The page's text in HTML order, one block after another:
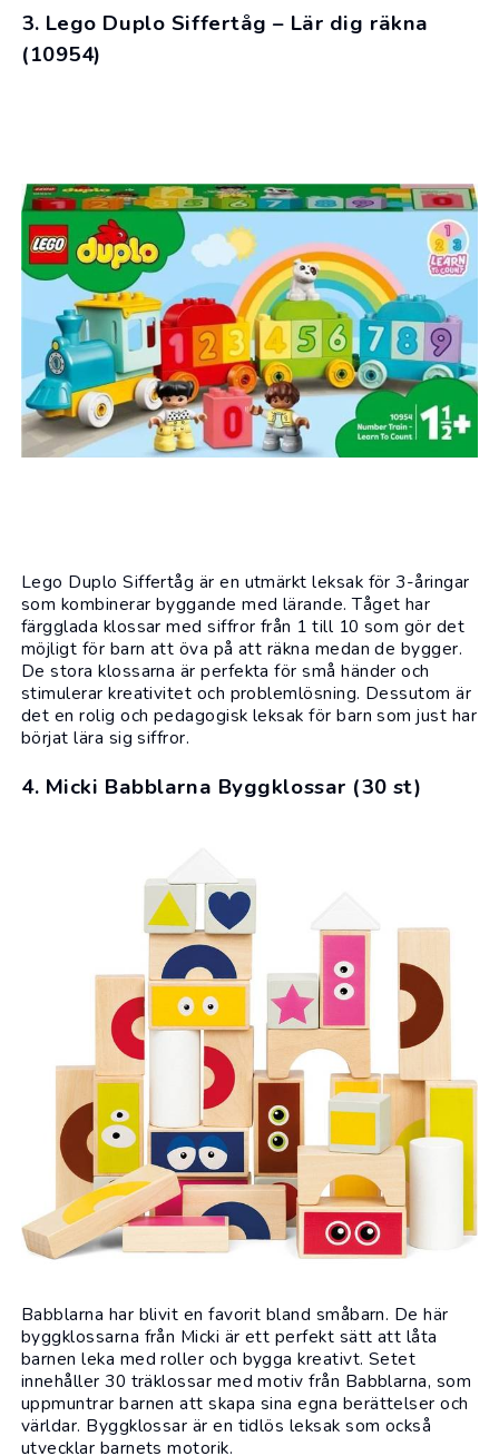
3. Lego Duplo Siffertåg – Lär dig räkna
(10954)
Lego Duplo Siffertåg är en utmärkt leksak för 3-åringar
som kombinerar byggande med lärande. Tåget har
färgglada klossar med siffror från 1 till 10 som gör det
möjligt för barn att öva på att räkna medan de bygger.
De stora klossarna är perfekta för små händer och
stimulerar kreativitet och problemlösning. Dessutom är
det en rolig och pedagogisk leksak för barn som just har
börjat lära sig siffror.
4. Micki Babblarna Byggklossar (30 st)
Babblarna har blivit en favorit bland småbarn. De här
byggklossarna från Micki är ett perfekt sätt att låta
barnen leka med roller och bygga kreativt. Setet
innehåller 30 träklossar med motiv från Babblarna, som
uppmuntrar barnen att skapa sina egna berättelser och
världar. Byggklossar är en tidlös leksak som också
utvecklar barnets motorik.